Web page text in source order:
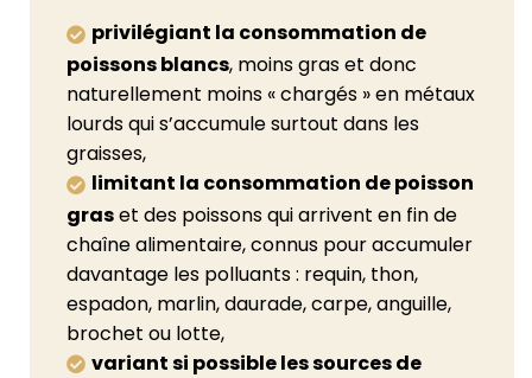
privilégiant la consommation de
poissons blancs, moins gras et donc
naturellement moins « chargés » en métaux
lourds qui s’accumule surtout dans les
graisses,
limitant la consommation de poisson
graset des poissons qui arrivent en fin de
chaîne alimentaire, connus pour accumuler
davantage les polluants : requin, thon,
espadon, marlin, daurade, carpe, anguille,
brochet ou lotte,
variant si possible les sources de